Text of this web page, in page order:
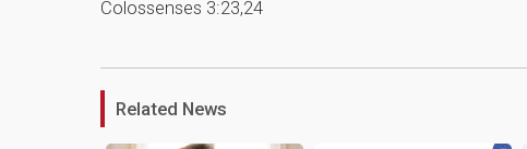
Colossenses 3:23,24
Related News